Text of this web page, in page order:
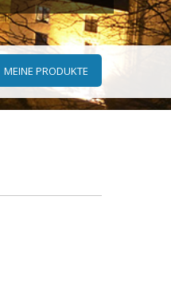
MEINE PRODUKTE